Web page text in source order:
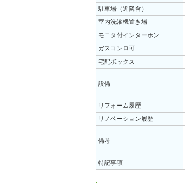
駐車場（近隣含）
室内洗濯機置き場
モニタ付インターホン
ガスコンロ可
宅配ボックス
設備
リフォーム履歴
リノベーション履歴
備考
特記事項